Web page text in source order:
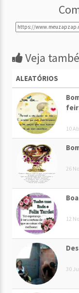
Veja
ALEATÓRIOS
10
26
12
30